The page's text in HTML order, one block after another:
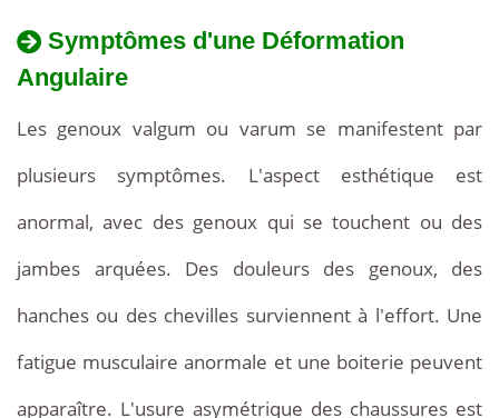
Symptômes d'une Déformation
Angulaire
Les genoux valgum ou varum se manifestent par
plusieurs symptômes. L'aspect esthétique est
anormal, avec des genoux qui se touchent ou des
jambes arquées. Des douleurs des genoux, des
hanches ou des chevilles surviennent à l'effort. Une
fatigue musculaire anormale et une boiterie peuvent
apparaître. L'usure asymétrique des chaussures est